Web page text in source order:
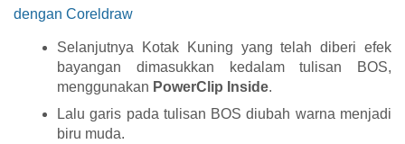
dengan Coreldraw
Selanjutnya Kotak Kuning yang telah diberi efek
bayangan dimasukkan kedalam tulisan BOS,
menggunakan PowerClip Inside.
Lalu garis pada tulisan BOS diubah warna menjadi
biru muda.